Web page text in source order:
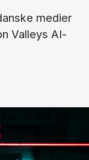
medier
Valleys AI-